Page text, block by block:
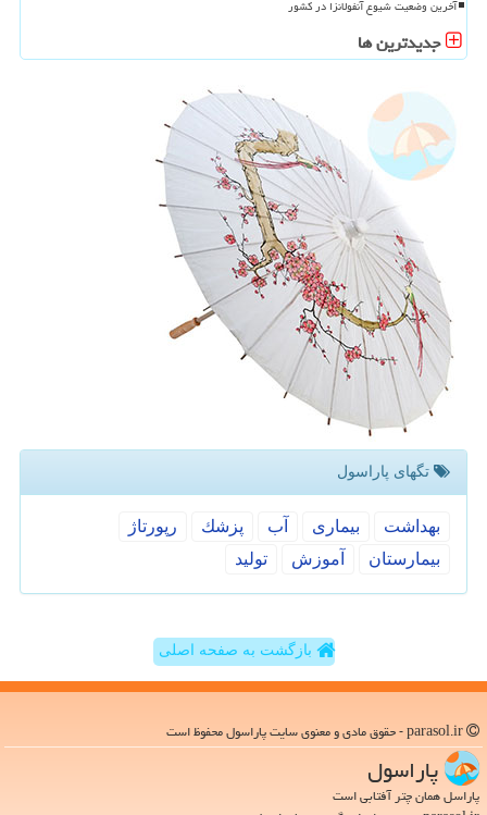
آخرین وضعیت شیوع آنفولانزا در کشور
جدیدترین ها
تگهای پاراسول
بهداشت بیماری آب پزشك
رپورتاژ
بیمارستان
آموزش تولید
بازگشت به صفحه اصلی
پاراسول
پاراسل همان چتر آفتابی است